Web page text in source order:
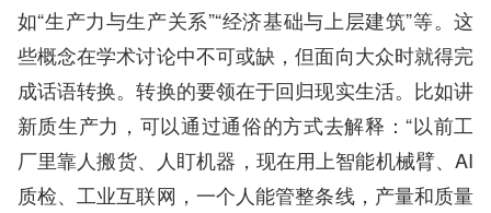
如“生产力与生产关系”“经济基础与上层建筑”等。这
些概念在学术讨论中不可或缺，但面向大众时就得完
成话语转换。转换的要领在于回归现实生活。比如讲
新质生产力，可以通过通俗的方式去解释：“以前工
厂里靠人搬货、人盯机器，现在用上智能机械臂、AI
质检、工业互联网，一个人能管整条线，产量和质量